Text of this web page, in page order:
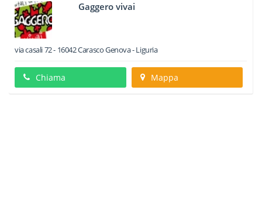
Gaggero vivai
via casali 72- 16042CarascoGenova -Liguria
Chiama Mappa